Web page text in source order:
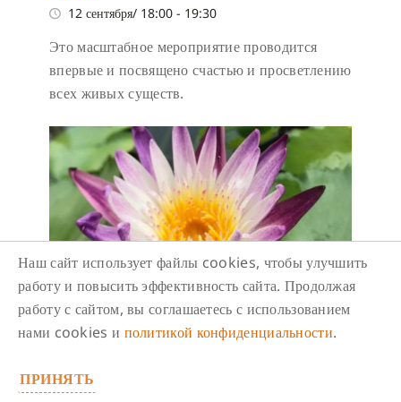
12 сентября/ 18:00 - 19:30
Это масштабное мероприятие проводится
впервые и посвящено счастью и просветлению
всех живых существ.
Утренние медитации с
Онлайн.
Наш сайт использует файлы cookies, чтобы улучшить
работу и повысить эффективность сайта. Продолжая
работу с сайтом, вы соглашаетесь с использованием
нами cookies и политикой конфиденциальности.
ПРИНЯТЬ